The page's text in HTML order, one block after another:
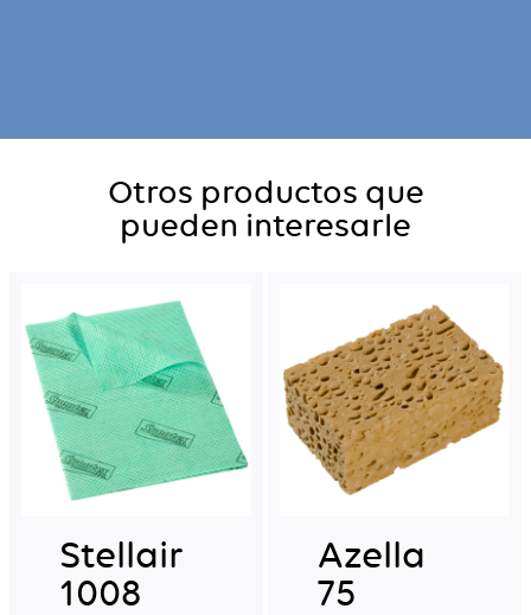
Otros productos que
pueden interesarle
Stellair
1008
Azella
75